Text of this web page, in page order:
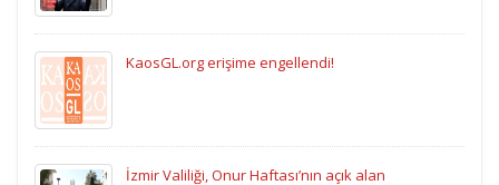
KaosGL.org erişime engellendi!
İzmir Valiliği, Onur Haftası’nın açık alan